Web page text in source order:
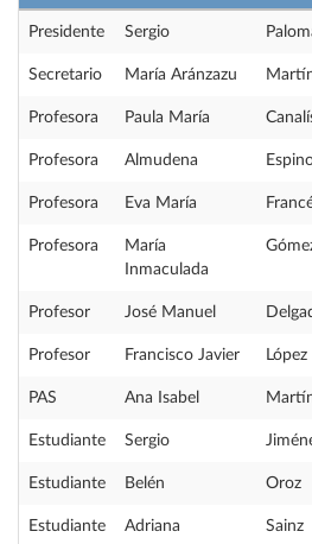
Presidente Sergio
Secretario María Aránzazu
Profesora Paula María
Profesora Almudena
Profesora Eva María
Profesora
María
Inmaculada
Profesor José Manuel
Profesor Francisco Javier López
PAS Ana Isabel
Estudiante Sergio
Estudiante Belén Oroz
Estudiante Adriana Sainz